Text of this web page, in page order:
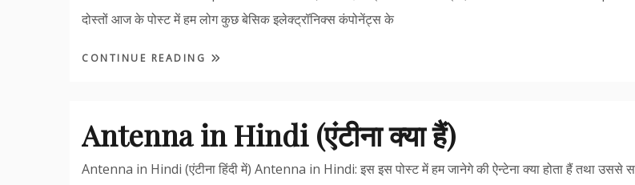
दोस्तों आज के पोस्ट में हम लोग कुछ बेसिक इलेक्ट्रॉनिक्स कंपोनेंट्स के
CONTINUE READING
Antenna in Hindi (एंटीना क्या हैं)
Antenna in Hindi (एंटीना हिंदी में) Antenna in Hindi: इस इस पोस्ट में हम जानेगे की ऐन्टेना क्या होता हैं तथा उससे